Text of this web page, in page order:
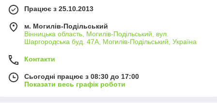
Працює з 25.10.2013
м. Могилів-Подільський
Вінницька область, Могилів-Подільський, вул.
Шаргородська буд. 47А, Могилів-Подільський, Україна
Контакти
Сьогодні працює з 08:30 до 17:00
Показати весь графік роботи